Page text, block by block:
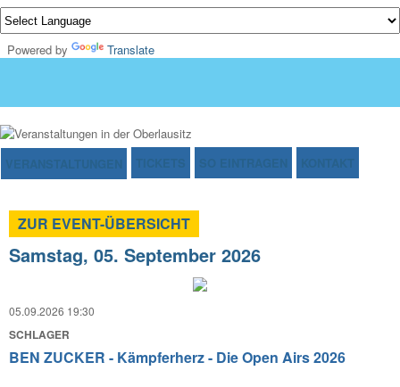
Powered by Translate
VERANSTALTUNGEN TICKETS SO EINTRAGEN KONTAKT
ZUR EVENT-ÜBERSICHT
Samstag, 05. September 2026
05.09.2026 19:30
SCHLAGER
BEN ZUCKER - Kämpferherz - Die Open Airs 2026